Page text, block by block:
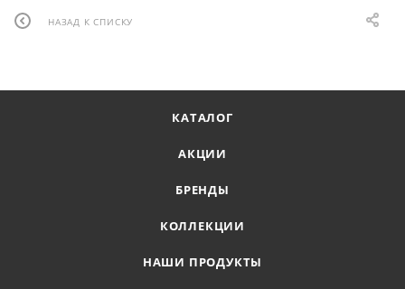
НАЗАД К СПИСКУ
КАТАЛОГ
АКЦИИ
БРЕНДЫ
КОЛЛЕКЦИИ
НАШИ ПРОДУКТЫ